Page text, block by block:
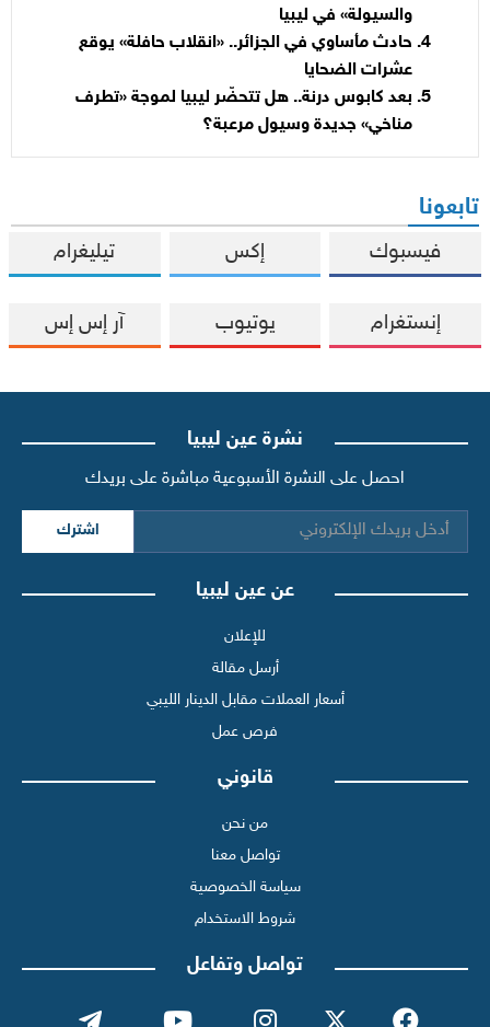
والسيولة» في ليبيا
حادث مأساوي في الجزائر.. «انقلاب حافلة» يوقع
عشرات الضحايا
بعد كابوس درنة.. هل تتحضّر ليبيا لموجة «تطرف
مناخي» جديدة وسيول مرعبة؟
تابعونا
فيسبوك إكس تيليغرام
إنستغرام يوتيوب آر إس إس
نشرة عين ليبيا
احصل على النشرة الأسبوعية مباشرة على بريدك
اشترك
عن عين ليبيا
للإعلان
أرسل مقالة
أسعار العملات مقابل الدينار الليبي
فرص عمل
قانوني
من نحن
تواصل معنا
سياسة الخصوصية
شروط الاستخدام
تواصل وتفاعل